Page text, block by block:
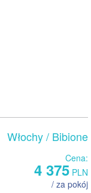
Włochy/ Bibione
Cena:
4 375 PLN
/ za pokój